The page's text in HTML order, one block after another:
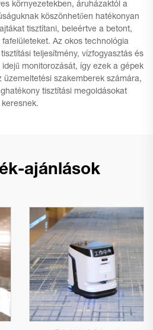
környezetekben, áruházaktól a
köszönhetően hatékonyan
tisztítani, beleértve a betont,
Az okos technológia
teljesítmény, vízfogyasztás és
monitorozását, így ezek a gépek
üzemeltetési szakemberek számára,
tisztítási megoldásokat
keresnek.
ajánlások